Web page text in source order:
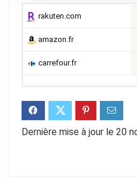
rakuten.com
amazon.fr
carrefour.fr
Dernière mise à jour le 20